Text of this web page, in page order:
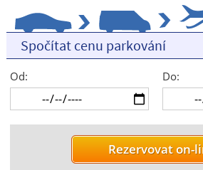
Spočítat cenu parkování
Od: Do: